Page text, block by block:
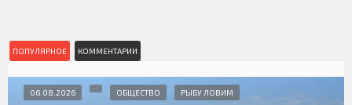
ПОПУЛЯРНОЕ КОММЕНТАРИИ
06.08.2026 ОБЩЕСТВО РЫБУ ЛОВИМ